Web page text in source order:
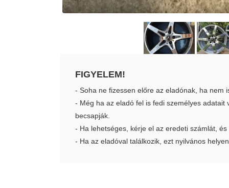
FIGYELEM!
- Soha ne fizessen előre az eladónak, ha nem
- Még ha az eladó fel is fedi személyes
becsapják.
- Ha lehetséges, kérje el az eredeti számlát,
- Ha az eladóval találkozik, ezt nyilvános